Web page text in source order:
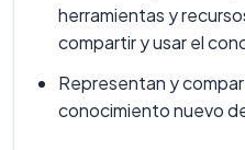
herramientas y
compartir y usar el
Representan y
conocimiento nuevo